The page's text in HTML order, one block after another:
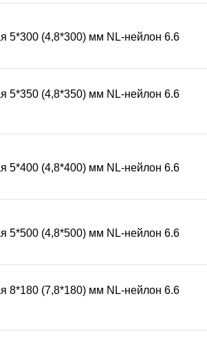
в упаковке 100 штук, вы получаете
обеспечивает долговечность и
надежная фиксация и
и долговечность.
проводов пластиковый черный,
стяжка нейлоновая 6.6 черная,
5*300 (4,8*300) мм NL-нейлон 6.6
5*350 (4,8*350) мм NL-нейлон 6.6
5*400 (4,8*400) мм NL-нейлон 6.6
5*500 (4,8*500) мм NL-нейлон 6.6
8*180 (7,8*180) мм NL-нейлон 6.6